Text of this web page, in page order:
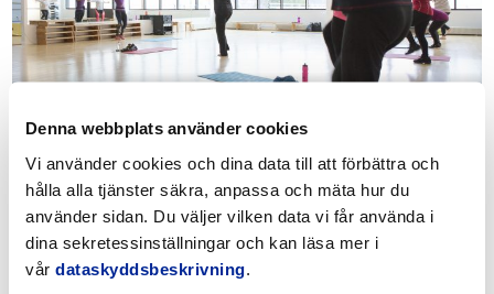
Denna webbplats använder cookies
Vi använder cookies och dina data till att förbättra och
hålla alla tjänster säkra, anpassa och mäta hur du
använder sidan. Du väljer vilken data vi får använda i
dina sekretessinställningar och kan läsa mer i
vår dataskyddsbeskrivning
Vattengymnastik och cirkelträning